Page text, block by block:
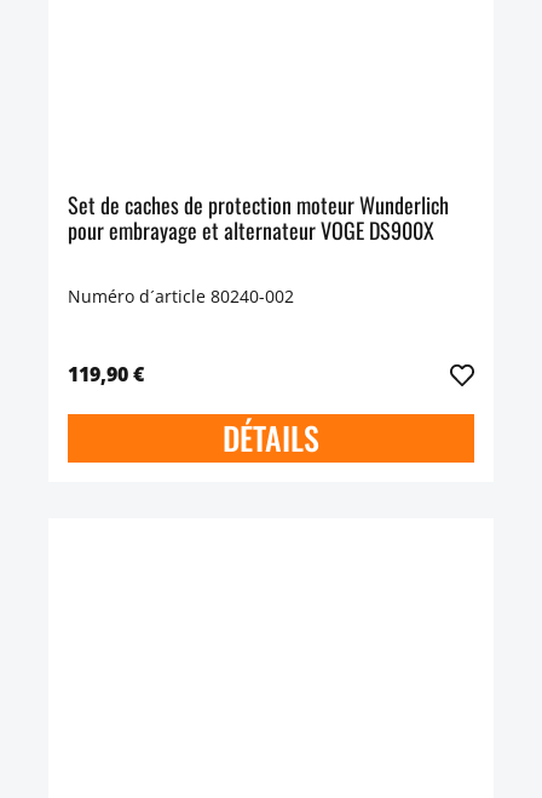
Set de caches de protection moteur Wunderlich
pour embrayage et alternateur VOGE DS900X
Numéro d´article 80240-002
119,90 €
DÉTAILS